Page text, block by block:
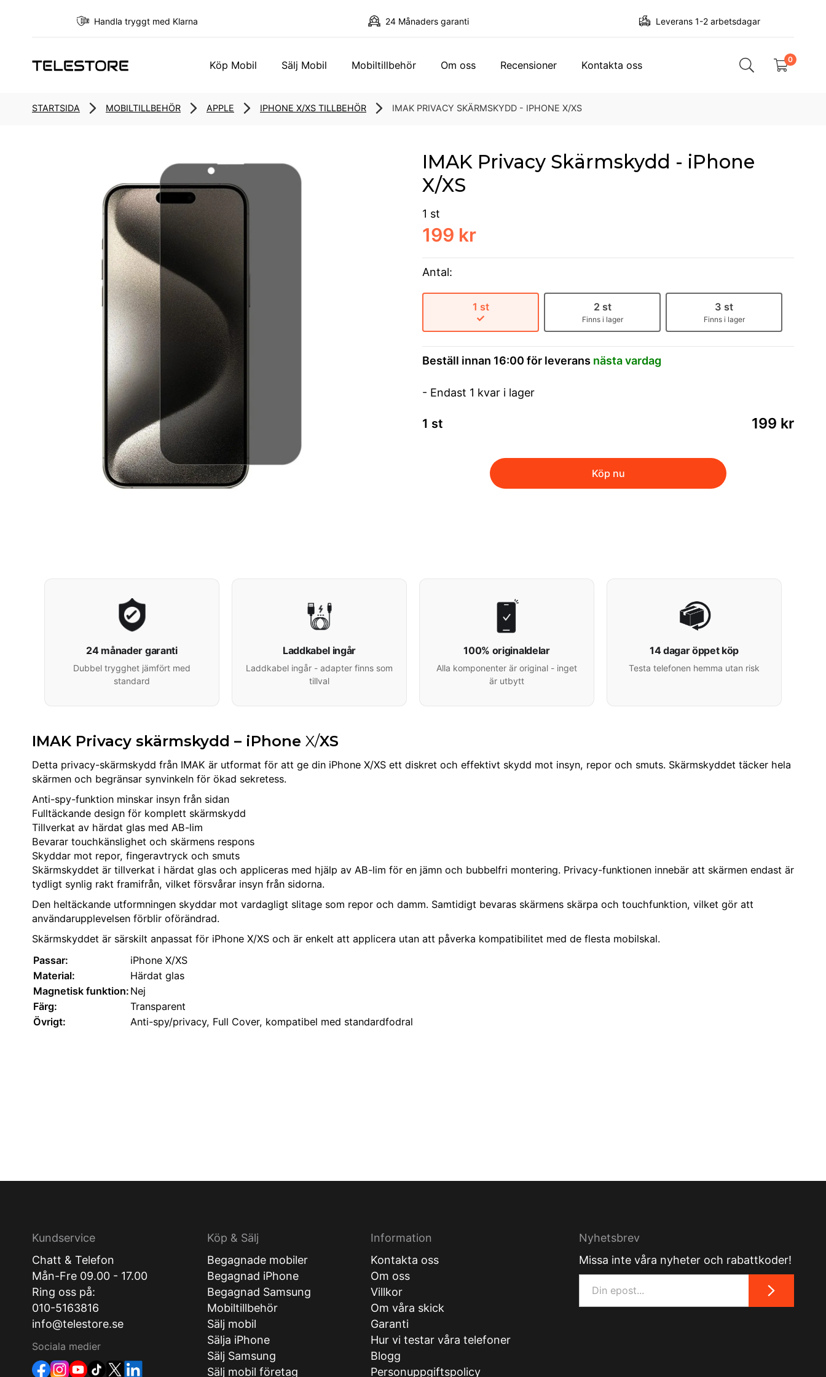
Handla tryggt med Klarna 24 Månaders garanti Leverans 1-2 arbetsdagar
Köp Mobil Sälj Mobil Mobiltillbehör Om oss Recensioner Kontakta oss 0
STARTSIDA MOBILTILLBEHÖR APPLE IPHONE X/XS TILLBEHÖR IMAK PRIVACY SKÄRMSKYDD - IPHONE X/XS
IMAK Privacy Skärmskydd - iPhone
X/XS
1 st
199 kr
Antal:
1 st 2 st
Finns i lager
3 st
Finns i lager
Beställ innan 16:00 för leverans nästa vardag
- Endast 1 kvar i lager
1 st 199 kr
Köp nu
24 månader garanti
Dubbel trygghet jämfört med
standard
Laddkabel ingår
Laddkabel ingår - adapter finns som
tillval
100% originaldelar
Alla komponenter är original - inget
är utbytt
14 dagar öppet köp
Testa telefonen hemma utan risk
IMAK Privacy skärmskydd – iPhone X/XS
Detta privacy-skärmskydd från IMAK är utformat för att ge din iPhone X/XS ett diskret och effektivt skydd mot insyn, repor och smuts. Skärmskyddet täcker hela
skärmen och begränsar synvinkeln för ökad sekretess.
Anti-spy-funktion minskar insyn från sidan
Fulltäckande design för komplett skärmskydd
Tillverkat av härdat glas med AB-lim
Bevarar touchkänslighet och skärmens respons
Skyddar mot repor, fingeravtryck och smuts
Skärmskyddet är tillverkat i härdat glas och appliceras med hjälp av AB-lim för en jämn och bubbel­fri montering. Privacy-funktionen innebär att skärmen endast är
tydligt synlig rakt framifrån, vilket försvårar insyn från sidorna.
Den heltäckande utformningen skyddar mot vardagligt slitage som repor och damm. Samtidigt bevaras skärmens skärpa och touchfunktion, vilket gör att
användarupplevelsen förblir oförändrad.
Skärmskyddet är särskilt anpassat för iPhone X/XS och är enkelt att applicera utan att påverka kompatibilitet med de flesta mobilskal.
Passar:
iPhone X/XS
Material:
Härdat glas
Magnetisk funktion: Nej
Färg:
Transparent
Övrigt:
Anti-spy/privacy, Full Cover, kompatibel med standardfodral
Kundservice
Chatt & Telefon
Mån-Fre 09.00 - 17.00
Ring oss på:
010-5163816
info@telestore.se
Sociala medier
Köp & Sälj
Begagnade mobiler
Begagnad iPhone
Begagnad Samsung
Mobiltillbehör
Sälj mobil
Sälja iPhone
Sälj Samsung
Sälj mobil företag
Information
Kontakta oss
Om oss
Villkor
Om våra skick
Garanti
Hur vi testar våra telefoner
Blogg
Personuppgiftspolicy
Nyhetsbrev
Missa inte våra nyheter och rabattkoder!